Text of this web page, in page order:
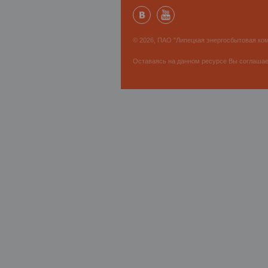
© 2026, ПАО "Липецкая энергосбытовая
Оставаясь на данном ресурсе Вы